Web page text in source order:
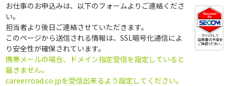
お仕事のお申込みは、以下のフォームよりご連絡くださ
い。
担当者より後日ご連絡させていただきます。
このページから送信される情報は、SSL暗号化通信によ
り安全性が確保されています。
携帯メールの場合、ドメイン指定受信を設定していると
届きません。
careerroad.co.jpを受信出来るよう設定してください。